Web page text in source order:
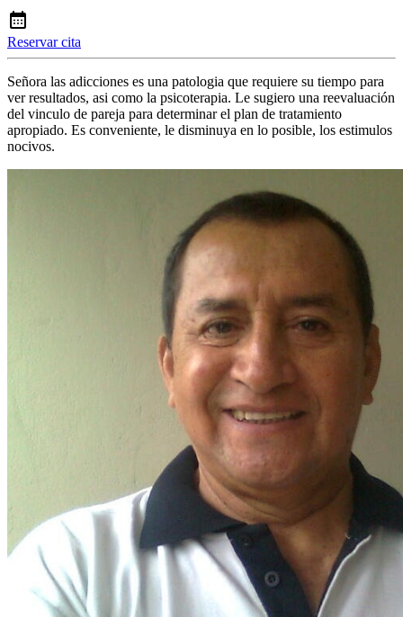
Reservar cita
Señora las adicciones es una patologia que requiere su tiempo para
ver resultados, asi como la psicoterapia. Le sugiero una reevaluación
del vinculo de pareja para determinar el plan de tratamiento
apropiado. Es conveniente, le disminuya en lo posible, los estimulos
nocivos.